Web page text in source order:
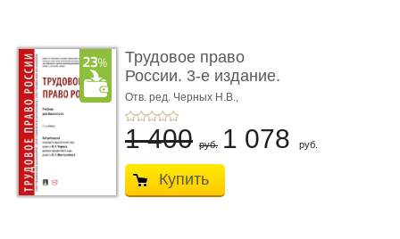
Трудовое право
России. 3-е издание.
Учебник для ...
Отв. ред. Черных Н.В.,
Шестерякова И.В.
1 400 руб. 1 078 руб.
Купить